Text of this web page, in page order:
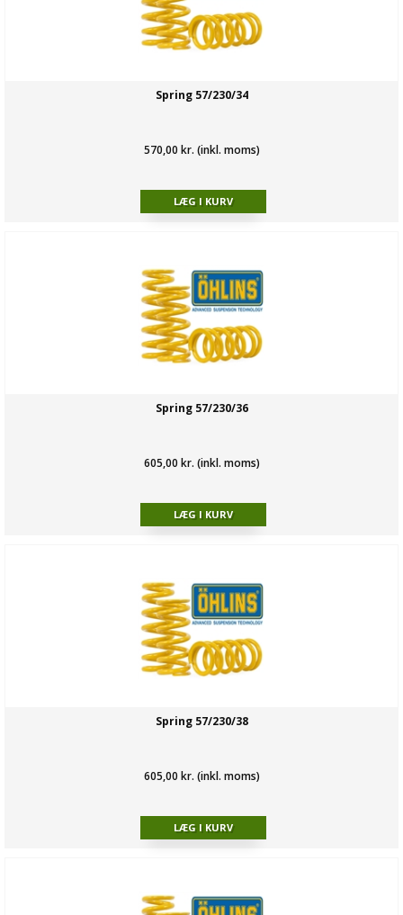
Spring 57/230/34
570,00 kr. (inkl. moms)
Spring 57/230/36
605,00 kr. (inkl. moms)
Spring 57/230/38
605,00 kr. (inkl. moms)